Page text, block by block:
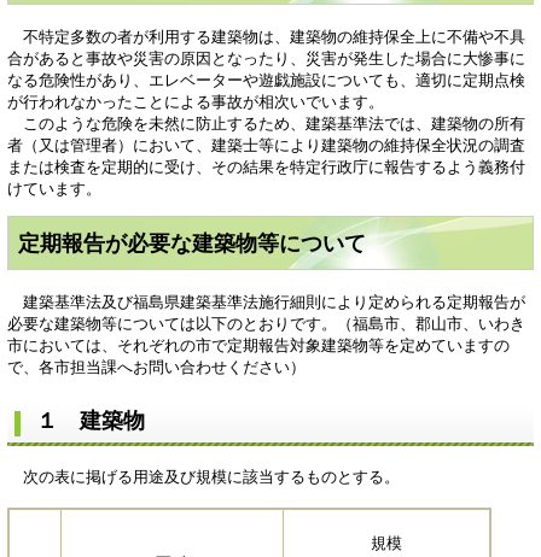
不特定多数の者が利用する建築物は、建築物の維持保全上に不備や不具
合があると事故や災害の原因となったり、災害が発生した場合に大惨事に
なる危険性があり、エレベーターや遊戯施設についても、適切に定期点検
が行われなかったことによる事故が相次いでいます。
このような危険を未然に防止するため、建築基準法では、建築物の所有
者（又は管理者）において、建築士等により建築物の維持保全状況の調査
または検査を定期的に受け、その結果を特定行政庁に報告するよう義務付
けています。
定期報告が必要な建築物等について
建築基準法及び福島県建築基準法施行細則により定められる定期報告が
必要な建築物等については以下のとおりです。（福島市、郡山市、いわき
市においては、それぞれの市で定期報告対象建築物等を定めていますの
で、各市担当課へお問い合わせください）
１ 建築物
次の表に掲げる用途及び規模に該当するものとする。
規模